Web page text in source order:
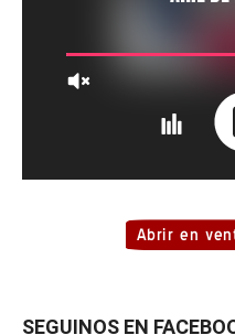
SEGUINOS EN